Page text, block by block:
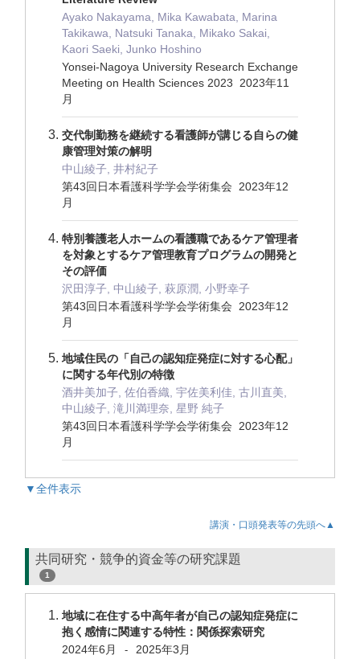
Ayako Nakayama, Mika Kawabata, Marina
Takikawa, Natsuki Tanaka, Mikako Sakai,
Kaori Saeki, Junko Hoshino
Yonsei-Nagoya University Research Exchange
Meeting on Health Sciences 2023 2023年11
月
交代制勤務を継続する看護師が講じる自らの健
康管理対策の解明
中山綾子, 井村紀子
第43回日本看護科学学会学術集会 2023年12
月
特別養護老人ホームの看護職であるケア管理者
を対象とするケア管理教育プログラムの開発と
その評価
沢田淳子, 中山綾子, 萩原潤, 小野幸子
第43回日本看護科学学会学術集会 2023年12
月
地域住民の「自己の認知症発症に対する心配」
に関する年代別の特徴
酒井美加子, 佐伯香織, 宇佐美利佳, 古川直美,
中山綾子, 滝川満理奈, 星野 純子
第43回日本看護科学学会学術集会 2023年12
月
▼全件表示
講演・口頭発表等の先頭へ▲
共同研究・競争的資金等の研究課題
1
地域に在住する中高年者が自己の認知症発症に
抱く感情に関連する特性：関係探索研究
2024年6月
-
2025年3月